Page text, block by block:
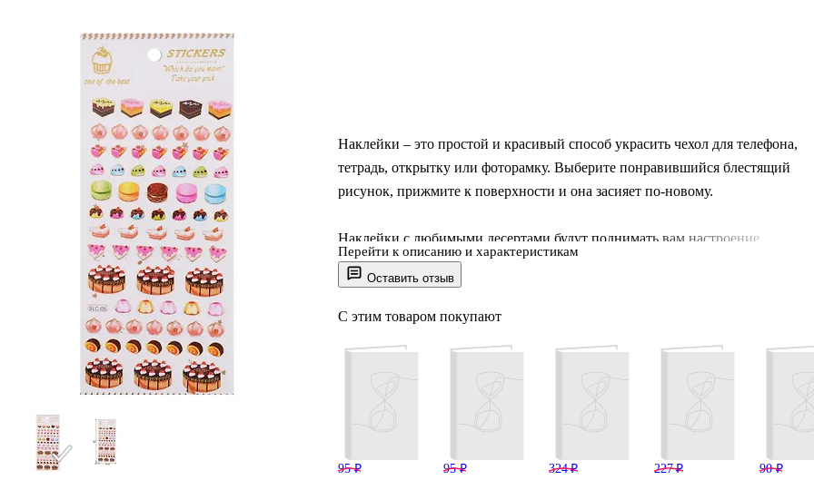
Оставить отзыв
Наклейки – это простой и красивый способ украсить чехол для телефона,
тетрадь, открытку или фоторамку. Выберите понравившийся блестящий
рисунок, прижмите к поверхности и она засияет по-новому.
Наклейки с любимыми десертами будут поднимать вам настроение.
Посмотрите, какие они яркие и аппетитные.
Размер основы: 9,5 х 19 см
Страна-производитель: Китай.
Перейти к описанию и характеристикам
С этим товаром покупают
95 ₽ 95 ₽ 324 ₽ 227 ₽ 90 ₽